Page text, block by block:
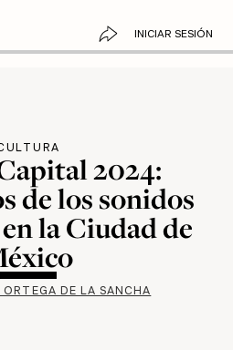
INICIAR SESIÓN
2024:
de los sonidos
la Ciudad de
ORTEGA DE LA SANCHA